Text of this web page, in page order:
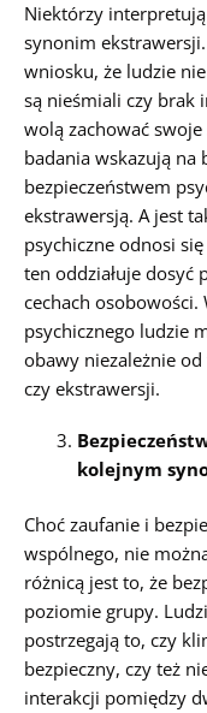
Niektórzy
synonim
wniosku, że ludzie
są nieśmiali czy brak
wolą zachować
badania wskazują na
bezpieczeństwem
ekstrawersją. A jest
psychiczne odnosi
ten oddziałuje dosyć
cechach osobowości.
psychicznego ludzie
obawy niezależnie
czy ekstrawersji.
kolejnym
Choć zaufanie i
wspólnego, nie
różnicą jest to, że
poziomie grupy.
postrzegają to, czy
bezpieczny, czy też
interakcji pomiędzy